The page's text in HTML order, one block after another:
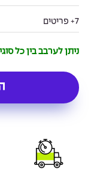
7+ פריטים
ניתן לערבב בין כל